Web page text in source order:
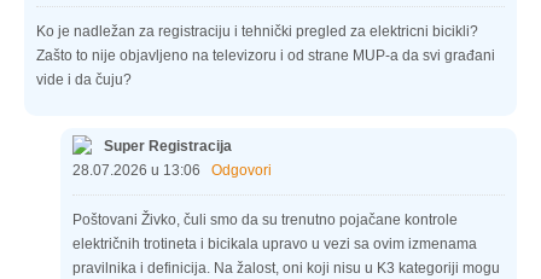
Ko je nadležan za registraciju i tehnički pregled za elektricni bicikli?
Zašto to nije objavljeno na televizoru i od strane MUP-a da svi građani
vide i da čuju?
Super Registracija
28.07.2026 u 13:06 Odgovori
Poštovani Živko, čuli smo da su trenutno pojačane kontrole
električnih trotineta i bicikala upravo u vezi sa ovim izmenama
pravilnika i definicija. Na žalost, oni koji nisu u K3 kategoriji mogu